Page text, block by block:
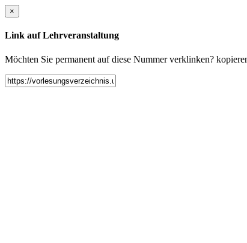
×
Link auf Lehrveranstaltung
Möchten Sie permanent auf diese Nummer verklinken?